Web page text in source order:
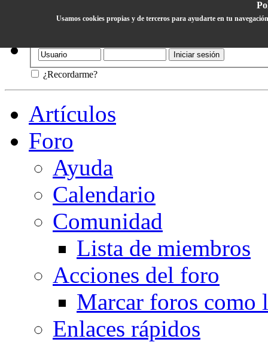
¿Recordarme?
Usamos cookies propias y de terceros para ayudarte en tu
Artículos
Foro
Ayuda
Calendario
Comunidad
Lista de miembros
Acciones del foro
Marcar foros como
Enlaces rápidos